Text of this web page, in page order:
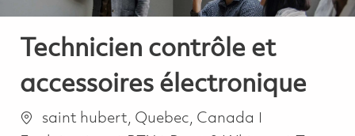
Technicien contrôle et
accessoires électronique
Emplacement
saint hubert, Quebec, Canada